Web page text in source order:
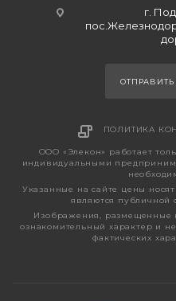
г.
ОТПРАВИТЬ
ПОЛИТИКА
ООО «Элекон» работает
индивидуальными
Указанные на сайте цены
являются публичной
Изображения, размещенные
ознакомительный характер и
фактических